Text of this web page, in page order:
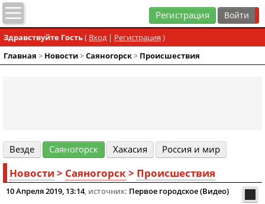
Регистрация
Здравствуйте Гость( Вход| Регистрация )
Главная > Новости>Cаяногорск> Происшествия
Везде Cаяногорск Хакасия Россия и мир
Новости > Cаяногорск> Происшествия
10 Апреля 2019, 13:14, источник: Первое городское (Видео)